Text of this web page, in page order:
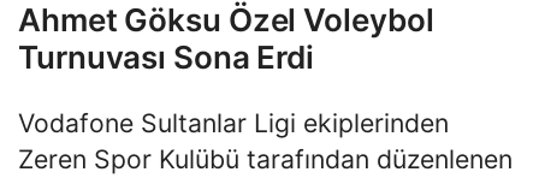
Ahmet Göksu Özel Voleybol
Turnuvası Sona Erdi
Vodafone Sultanlar Ligi ekiplerinden
Zeren Spor Kulübü tarafından düzenlenen